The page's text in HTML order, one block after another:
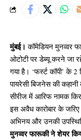
मुंबई।कॉमेडियन मुनव्वर
ओटोटी पर डेब्यू करने जा
गया है। ‘फर्स्ट कॉपी’
पायरेसी बिजनेस की
सीरीज में आरिफ नामक
इस अवैध कारोबार के
अभिनय और उनकी
मुनव्वर फारूकी ने शेयर